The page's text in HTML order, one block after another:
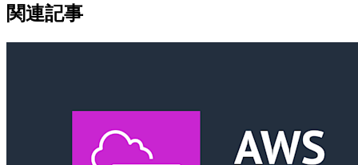
関連記事